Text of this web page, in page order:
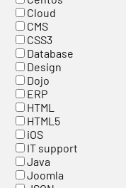
Cloud
CMS
CSS3
Database
Design
Dojo
ERP
HTML
HTML5
iOS
IT support
Java
Joomla